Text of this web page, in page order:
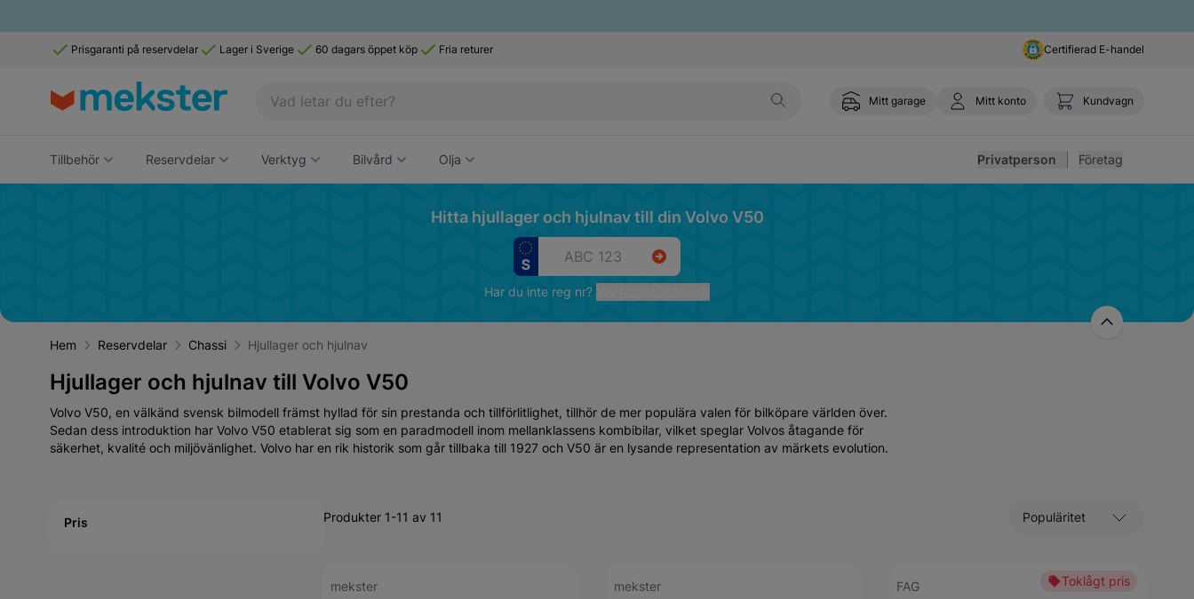
Prisgaranti på reservdelar Lager i Sverige 60 dagars öppet köp Fria returer Certifierad E-handel
Mitt garage Mitt konto Kundvagn
Tillbehör Reservdelar Verktyg Bilvård Olja Privatperson Företag
Hitta hjullager och hjulnav till din Volvo V50
Har du inte reg nr?
Hem Reservdelar Chassi Hjullager och hjulnav
Hjullager och hjulnav till Volvo V50
Volvo V50, en välkänd svensk bilmodell främst hyllad för sin prestanda och tillförlitlighet, tillhör de mer populära valen för bilköpare världen över.
Sedan dess introduktion har Volvo V50 etablerat sig som en paradmodell inom mellanklassens kombibilar, vilket speglar Volvos åtagande för
säkerhet, kvalité och miljövänlighet. Volvo har en rik historik som går tillbaka till 1927 och V50 är en lysande representation av märkets evolution.
Pris
Sortera efter
Produkter 1-11 av 11
mekster mekster Toklågt pris
FAG